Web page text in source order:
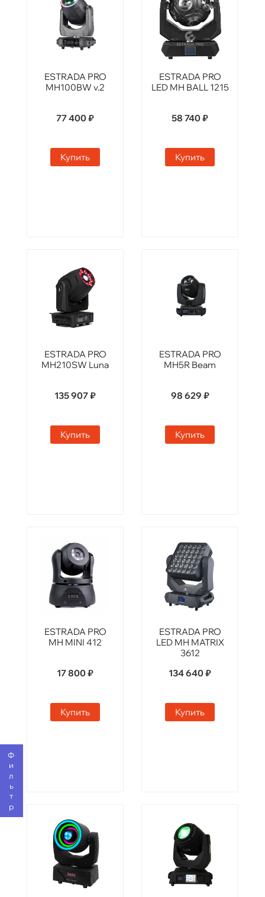
Фильтр
ESTRADA PRO
MH100BW v.2
77 400 ₽
Купить
ESTRADA PRO
LED MH BALL 1215
58 740 ₽
Купить
ESTRADA PRO
MH210SW Luna
135 907 ₽
Купить
ESTRADA PRO
MH5R Beam
98 629 ₽
Купить
ESTRADA PRO
MH MINI 412
17 800 ₽
Купить
ESTRADA PRO
LED MH MATRIX
3612
134 640 ₽
Купить